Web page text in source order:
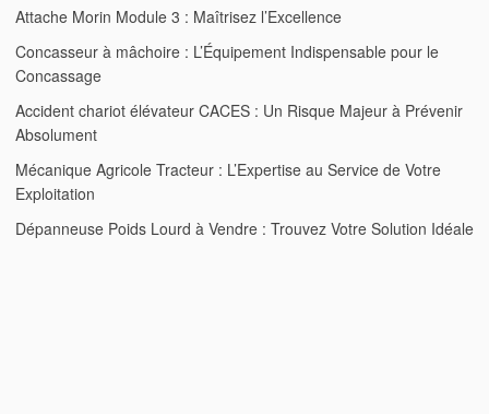
Attache Morin Module 3 : Maîtrisez l’Excellence
Concasseur à mâchoire : L’Équipement Indispensable pour le
Concassage
Accident chariot élévateur CACES : Un Risque Majeur à Prévenir
Absolument
Mécanique Agricole Tracteur : L’Expertise au Service de Votre
Exploitation
Dépanneuse Poids Lourd à Vendre : Trouvez Votre Solution Idéale